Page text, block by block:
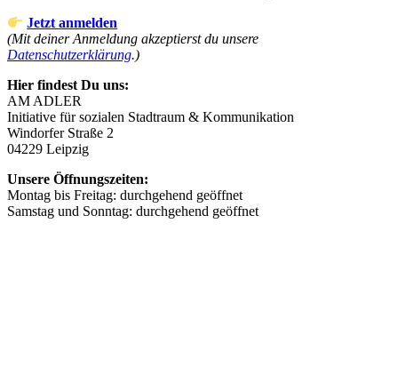
Jetzt anmelden
(Mit deiner Anmeldung akzeptierst du unsere
Datenschutzerklärung.)
Hier findest Du uns:
AM ADLER
Initiative für sozialen Stadtraum & Kommunikation
Windorfer Straße 2
04229 Leipzig
Unsere Öffnungszeiten:
Montag bis Freitag: durchgehend geöffnet
Samstag und Sonntag: durchgehend geöffnet